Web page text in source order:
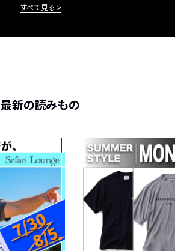
すべて見る
最新の読みもの